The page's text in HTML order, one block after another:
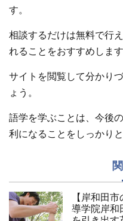
す。
相談するだけは無料で行
れることをおすすめします
サイトを閲覧して分かり
ょう。
語学を学ぶことは、今後
利になることをしっかり
【岸和田
導学院岸和